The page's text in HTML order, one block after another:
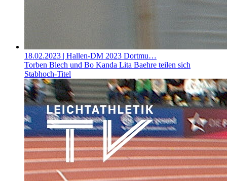
18.02.2023 | Hallen-DM 2023 Dortmu…
Torben Blech und Bo Kanda Lita Baehre teilen sich
Stabhoch-Titel